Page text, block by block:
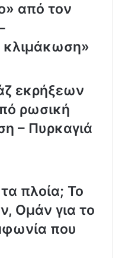
από τον
εκρήξεων
ρωσική
– Πυρκαγιά
πλοία; Το
Ομάν για το
που